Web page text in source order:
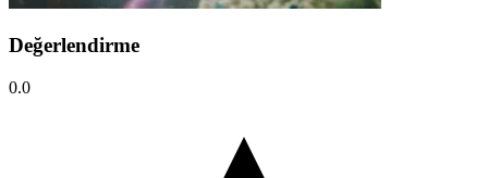
Değerlendirme
0.0